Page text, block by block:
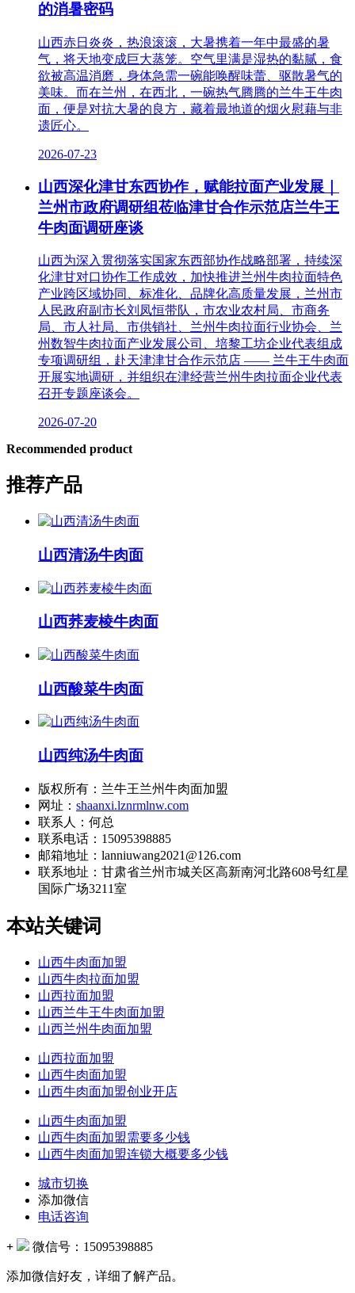
的消暑密码
山西赤日炎炎，热浪滚滚，大暑携着一年中最盛的暑
气，将天地变成巨大蒸笼。空气里满是湿热的黏腻，食
欲被高温消磨，身体急需一碗能唤醒味蕾、驱散暑气的
美味。而在兰州，在西北，一碗热气腾腾的兰牛王牛肉
面，便是对抗大暑的良方，藏着最地道的烟火慰藉与非
遗匠心。
2026-07-23
山西深化津甘东西协作，赋能拉面产业发展｜
兰州市政府调研组莅临津甘合作示范店兰牛王
牛肉面调研座谈
山西为深入贯彻落实国家东西部协作战略部署，持续深
化津甘对口协作工作成效，加快推进兰州牛肉拉面特色
产业跨区域协同、标准化、品牌化高质量发展，兰州市
人民政府副市长刘凤恒带队，市农业农村局、市商务
局、市人社局、市供销社、兰州牛肉拉面行业协会、兰
州数智牛肉拉面产业发展公司、培黎工坊企业代表组成
专项调研组，赴天津津甘合作示范店 —— 兰牛王牛肉面
开展实地调研，并组织在津经营兰州牛肉拉面企业代表
召开专题座谈会。
2026-07-20
Recommended product
推荐产品
山西清汤牛肉面
山西荞麦棱牛肉面
山西酸菜牛肉面
山西纯汤牛肉面
版权所有：兰牛王兰州牛肉面加盟
网址： shaanxi.lznrmlnw.com
联系人：何总
联系电话：15095398885
邮箱地址：lanniuwang2021@126.com
联系地址： 甘肃省兰州市城关区高新南河北路608号红星
国际广场3211室
本站关键词
山西牛肉面加盟
山西牛肉拉面加盟
山西拉面加盟
山西兰牛王牛肉面加盟
山西兰州牛肉面加盟
山西拉面加盟
山西牛肉面加盟
山西牛肉面加盟创业开店
山西牛肉面加盟
山西牛肉面加盟需要多少钱
山西牛肉面加盟连锁大概要多少钱
城市切换
添加微信
电话咨询
+ 微信号： 15095398885
添加微信好友，详细了解产品。